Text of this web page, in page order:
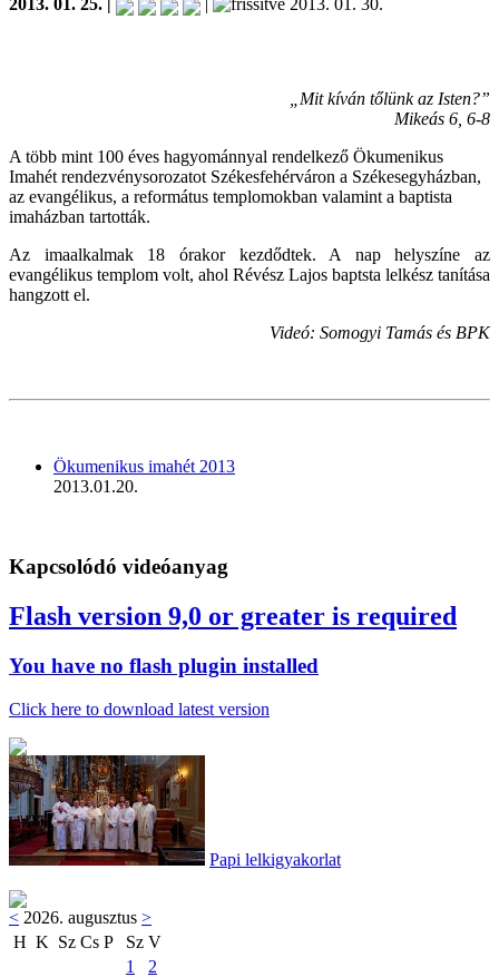
2013. 01. 25. | 2013. 01. 30.
„Mit kíván tőlünk az Isten?”
Mikeás 6, 6-8
A több mint 100 éves hagyománnyal rendelkező Ökumenikus
Imahét rendezvénysorozatot Székesfehérváron a Székesegyházban,
az evangélikus, a református templomokban valamint a baptista
imaházban tartották.
Az imaalkalmak 18 órakor kezdődtek. A nap helyszíne az
evangélikus templom volt, ahol Révész Lajos baptsta lelkész tanítása
hangzott el.
Videó: Somogyi Tamás és BPK
Ökumenikus imahét 2013
2013.01.20.
Kapcsolódó videóanyag
Flash version 9,0 or greater is required
You have no flash plugin installed
Click here to download latest version
Papi lelkigyakorlat
< 2026. augusztus >
H K Sz Cs P Sz V
1
2